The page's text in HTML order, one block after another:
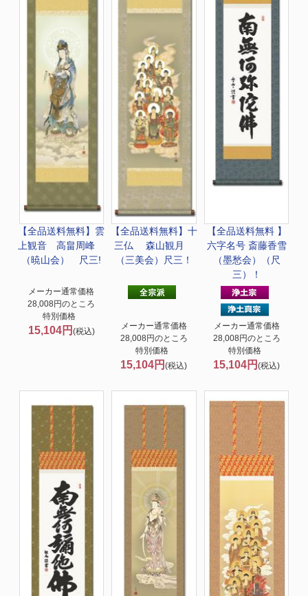
【全品送料無料】 雲
上観音 高畠周峰
（暁山会） 尺三!
メーカー通常価格
28,008円のところ
特別価格
15,104円 (税込)
【全品送料無料】 十
三仏 森山観月
（三美会）尺三！
メーカー通常価格
28,008円のところ
特別価格
15,104円(税込)
【全品送料無料 】
六字名号 斎藤香雪
（墨愁会）（尺
三）！
メーカー通常価格
28,008円のところ
特別価格
15,104円(税込)